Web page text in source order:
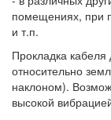
помещениях, при
и т.п.
Прокладка
относительно
наклоном).
высокой